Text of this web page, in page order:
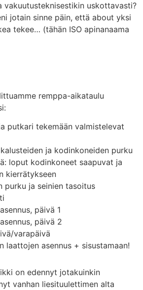
vakuutusteknisestikin uskottavasti?
jotain sinne päin, että about yksi
tekee… (tähän ISO apinanaama
remppa-aikataulu
putkari tekemään valmistelevat
ja kodinkoneiden purku
loput kodinkoneet saapuvat ja
kierrätykseen
purku ja seinien tasoitus
päivä 1
päivä 2
varapäivä
laattojen asennus + sisustamaan!
on edennyt jotakuinkin
vanhan liesituulettimen alta